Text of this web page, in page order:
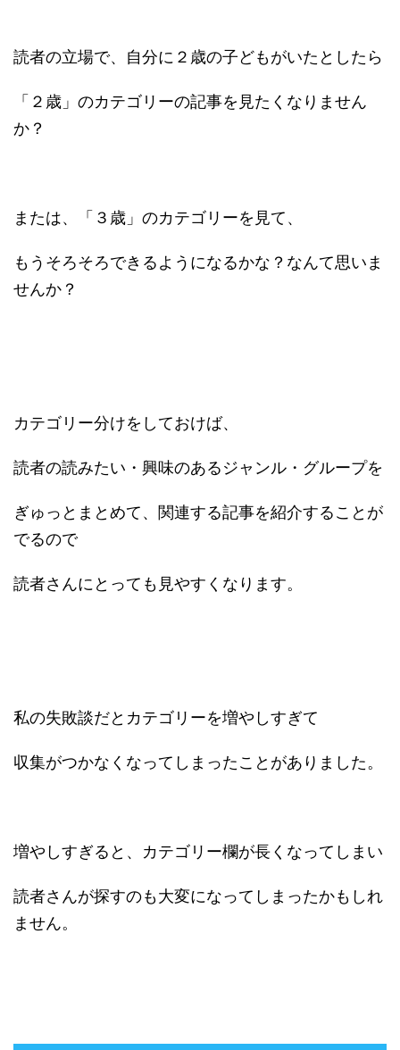
読者の立場で、自分に２歳の子どもがいたとしたら
「２歳」のカテゴリーの記事を見たくなりません
か？
または、「３歳」のカテゴリーを見て、
もうそろそろできるようになるかな？なんて思いま
せんか？
カテゴリー分けをしておけば、
読者の読みたい・興味のあるジャンル・グループを
ぎゅっとまとめて、関連する記事を紹介することが
でるので
読者さんにとっても見やすくなります。
私の失敗談だとカテゴリーを増やしすぎて
収集がつかなくなってしまったことがありました。
増やしすぎると、カテゴリー欄が長くなってしまい
読者さんが探すのも大変になってしまったかもしれ
ません。